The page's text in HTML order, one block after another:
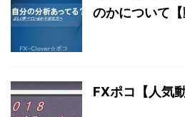
のかについて【
FXポコ【人気